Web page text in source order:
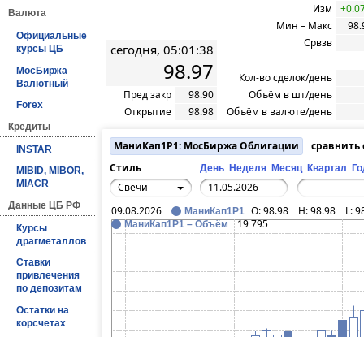
Валюта
Официальные
курсы ЦБ
МосБиржа
Валютный
Forex
Кредиты
INSTAR
MIBID, MIBOR,
MIACR
Данные ЦБ РФ
Курсы
драгметаллов
Ставки
привлечения
по депозитам
Остатки на
корсчетах
сегодня, 05:01:38
98.97
Пред закр
98.90
Открытие
98.98
Изм
Мин – Макс
Срвзв
Кол-во сделок/день
Объём в шт/день
Объём в валюте/день
МаниКап1Р1: МосБиржа Облигации
Стиль
День Неделя Месяц Квартал
Свечи
–
09.08.2026
МаниКап1Р1 O:98.98 H:98.98 L:
МаниКап1Р1 – Объём 19 795